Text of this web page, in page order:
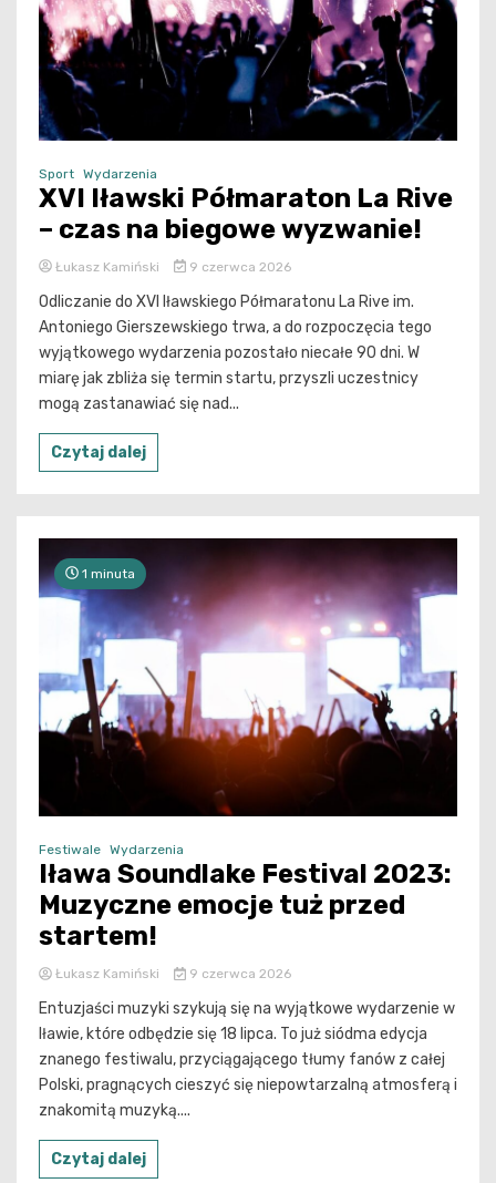
Sport Wydarzenia
XVI Iławski Półmaraton La Rive
– czas na biegowe wyzwanie!
Łukasz Kamiński 9 czerwca 2026
Odliczanie do XVI Iławskiego Półmaratonu La Rive im.
Antoniego Gierszewskiego trwa, a do rozpoczęcia tego
wyjątkowego wydarzenia pozostało niecałe 90 dni. W
miarę jak zbliża się termin startu, przyszli uczestnicy
mogą zastanawiać się nad...
Czytaj dalej
1 minuta
Festiwale Wydarzenia
Iława Soundlake Festival 2023:
Muzyczne emocje tuż przed
startem!
Łukasz Kamiński 9 czerwca 2026
Entuzjaści muzyki szykują się na wyjątkowe wydarzenie w
Iławie, które odbędzie się 18 lipca. To już siódma edycja
znanego festiwalu, przyciągającego tłumy fanów z całej
Polski, pragnących cieszyć się niepowtarzalną atmosferą i
znakomitą muzyką....
Czytaj dalej